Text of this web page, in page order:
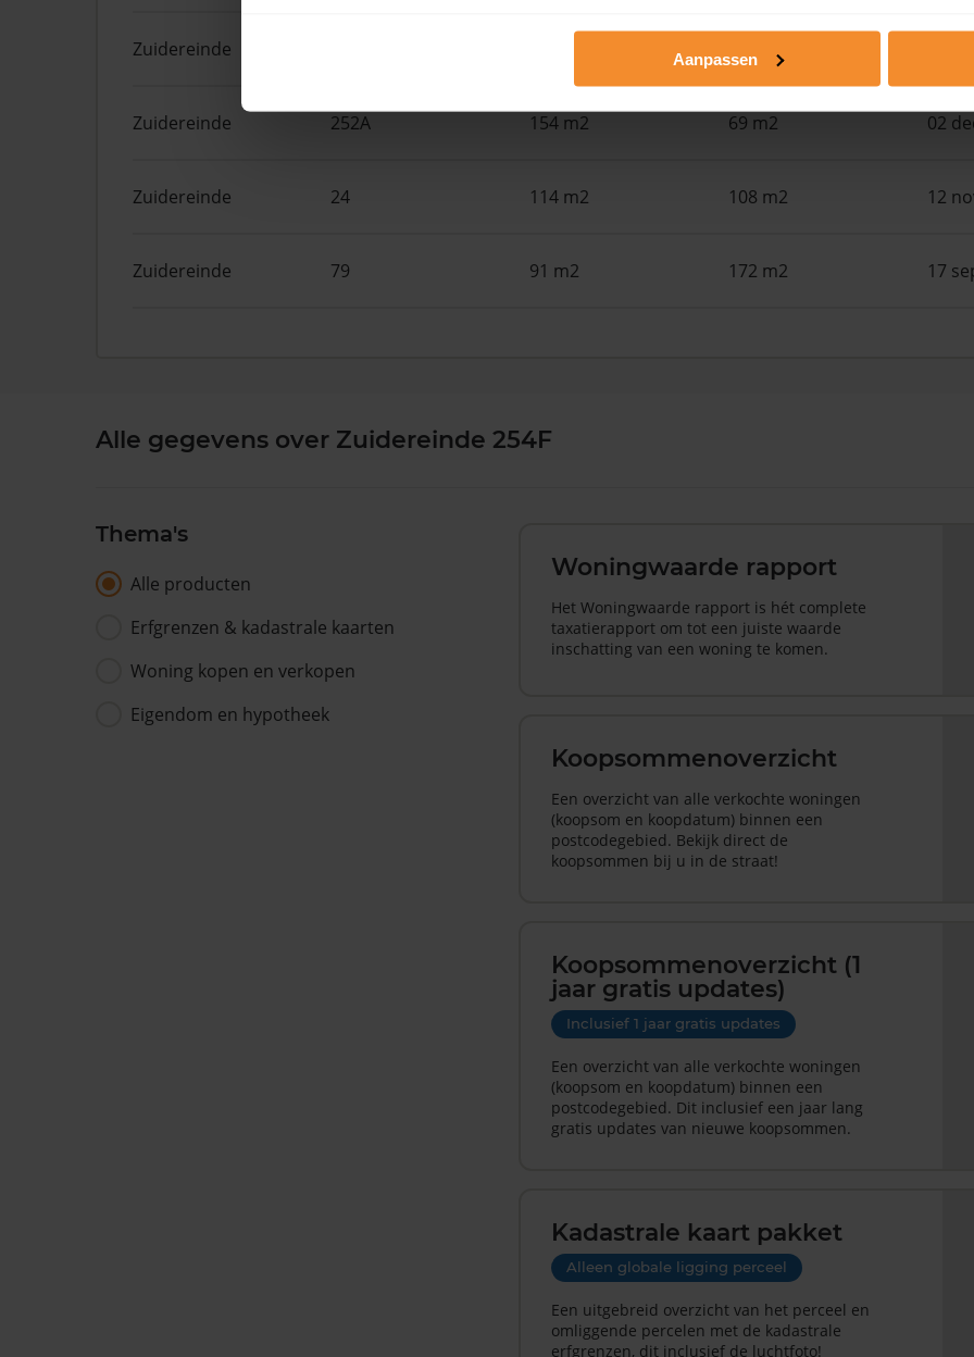
Aanpassen
Zuidereinde 149 m2 31
Zuidereinde 252A 154 m2 69 m2 02
Zuidereinde 24 114 m2 108 m2 12
Zuidereinde 79 91 m2 172 m2 17
Alle gegevens over Zuidereinde 254F
Thema's
Alle producten
Erfgrenzen & kadastrale kaarten
Woning kopen en verkopen
Eigendom en hypotheek
Woningwaarde rapport
Het Woningwaarde rapport is hét complete
taxatierapport om tot een juiste waarde
inschatting van een woning te komen.
Koopsommenoverzicht
Een overzicht van alle verkochte woningen
(koopsom en koopdatum) binnen een
postcodegebied. Bekijk direct de
koopsommen bij u in de straat!
Koopsommenoverzicht (1
jaar gratis updates)
Inclusief 1 jaar gratis updates
Een overzicht van alle verkochte woningen
(koopsom en koopdatum) binnen een
postcodegebied. Dit inclusief een jaar lang
gratis updates van nieuwe koopsommen.
Kadastrale kaart pakket
Alleen globale ligging perceel
Een uitgebreid overzicht van het perceel en
omliggende percelen met de kadastrale
erfgrenzen, dit inclusief de luchtfoto!